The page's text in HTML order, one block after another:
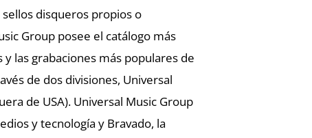
disqueros propios o
Group posee el catálogo más
las grabaciones más populares de
de dos divisiones, Universal
de USA). Universal Music Group
y tecnología y Bravado, la